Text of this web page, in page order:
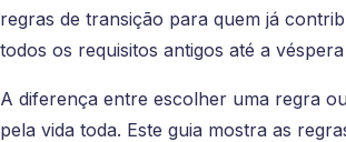
regras de transição para quem já
todos os requisitos antigos até a
A diferença entre escolher uma regra
pela vida toda. Este guia mostra as